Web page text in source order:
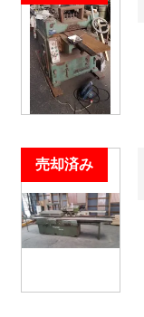
売却済み